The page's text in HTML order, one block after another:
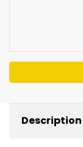
Description